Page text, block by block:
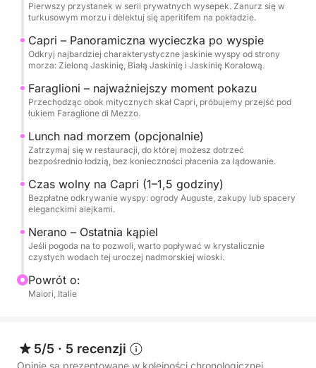
naturalne jaskinie: Białą Grotę i Grotę Koralową,
prawdziwe cuda ukształtowane przez czas.
Następnie zbliżysz się do majestatycznych
Faraglioni, tych ogromnych, skalistych szczytów
niezapomnianej okazji do zrobienia zdjęć.
w Marina Grande, zalecamy rezerwację w
restauracji, do której można dopłynąć bezpośrednio
z łodzi. Po tej chwili kulinarnej rozkoszy, będziesz
mieć od 1 do 1,5 godziny wolnego czasu na wyspie,
aby spacerować, robić zakupy lub zwiedzać
eleganckie uliczki Capri.
W drodze powrotnej, jeśli pogoda dopisze, skipper
zawinie do Nerano, małej nadmorskiej
miejscowości, gdzie wody są wyjątkowo czyste i
Przez cały dzień będziesz mógł korzystać z
kompleksowej obsługi na pokładzie:
Pierwszy przystanek w serii prywatnych wysepek. Zanurz się w
turkusowym morzu i delektuj się aperitifem na pokładzie.
Capri – Panoramiczna wycieczka po wyspie
Odkryj najbardziej charakterystyczne jaskinie wyspy od strony
morza: Zieloną Jaskinię, Białą Jaskinię i Jaskinię Koralową.
Faraglioni – najważniejszy moment pokazu
Przechodząc obok mitycznych skał Capri, próbujemy przejść pod
łukiem Faraglione di Mezzo.
Lunch nad morzem (opcjonalnie)
Zatrzymaj się w restauracji, do której możesz dotrzeć
bezpośrednio łodzią, bez konieczności płacenia za lądowanie.
Czas wolny na Capri (1–1,5 godziny)
Bezpłatne odkrywanie wyspy: ogrody Auguste, zakupy lub spacery
eleganckimi alejkami.
Nerano – Ostatnia kąpiel
Jeśli pogoda na to pozwoli, warto popływać w krystalicznie
czystych wodach tej uroczej nadmorskiej wioski.
Powrót o:
Maiori, Italie
5/5 · 5 recenzji
Opinie są prezentowane w kolejności chronologicznej